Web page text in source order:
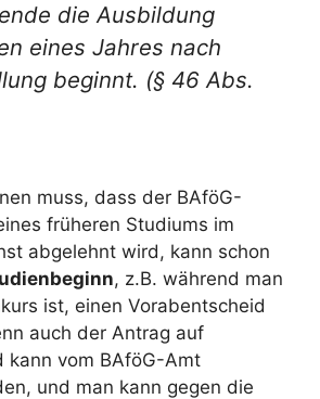
die Ausbildung
eines Jahres nach
beginnt. (§ 46 Abs.
muss, dass der BAföG-
früheren Studiums im
abgelehnt wird, kann schon
, z.B. während man
ist, einen Vorabentscheid
auch der Antrag auf
kann vom BAföG-Amt
und man kann gegen die